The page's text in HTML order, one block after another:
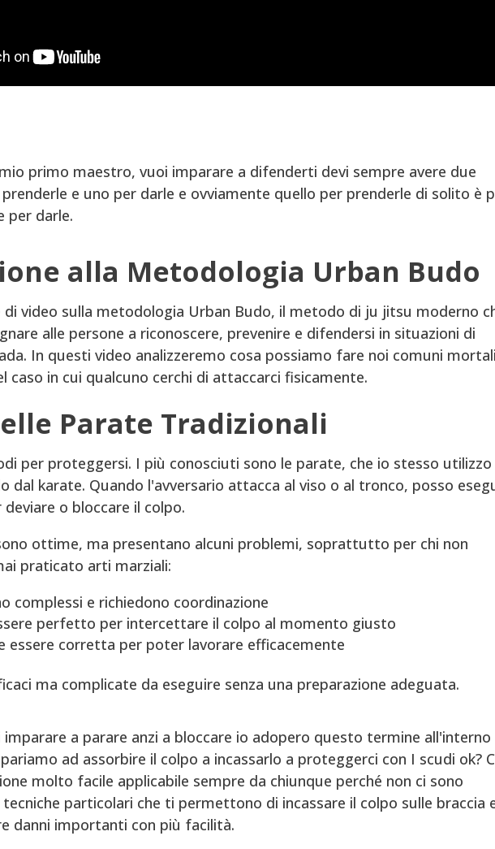
primo maestro, vuoi imparare a difenderti devi sempre avere due
e uno per darle e ovviamente quello per prenderle di solito è
per darle.
alla Metodologia Urban Budo
di video sulla metodologia Urban Budo, il metodo di ju jitsu moderno
alle persone a riconoscere, prevenire e difendersi in situazioni di
In questi video analizzeremo cosa possiamo fare noi comuni mortali
caso in cui qualcuno cerchi di attaccarci fisicamente.
Parate Tradizionali
per proteggersi. I più conosciuti sono le parate, che io stesso utilizzo
dal karate. Quando l'avversario attacca al viso o al tronco, posso
o bloccare il colpo.
ottime, ma presentano alcuni problemi, soprattutto per chi non
praticato arti marziali:
complessi e richiedono coordinazione
perfetto per intercettare il colpo al momento giusto
essere corretta per poter lavorare efficacemente
ma complicate da eseguire senza una preparazione adeguata.
imparare a parare anzi a bloccare io adopero questo termine all'interno
ad assorbire il colpo a incassarlo a proteggerci con I scudi ok?
molto facile applicabile sempre da chiunque perché non ci sono
particolari che ti permettono di incassare il colpo sulle braccia
danni importanti con più facilità.